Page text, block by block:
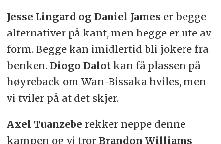
Jesse Lingard og Daniel James er begge
alternativer på kant, men begge er ute av
form. Begge kan imidlertid bli jokere fra
benken. Diogo Dalotkan få plassen på
høyreback om Wan-Bissaka hviles, men
vi tviler på at det skjer.
Axel Tuanzebe rekker neppe denne
kampen og vi tror Brandon Williams